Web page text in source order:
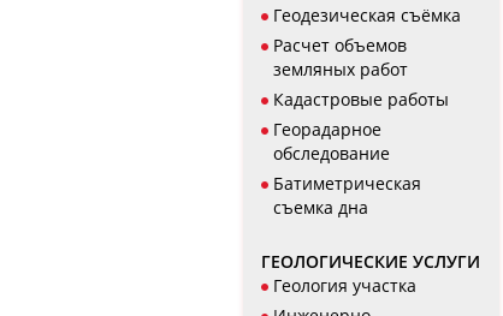
Геодезическая съёмка
Расчет объемов
земляных работ
Кадастровые работы
Георадарное
обследование
Батиметрическая
съемка дна
ГЕОЛОГИЧЕСКИЕ УСЛУГИ
Геология участка